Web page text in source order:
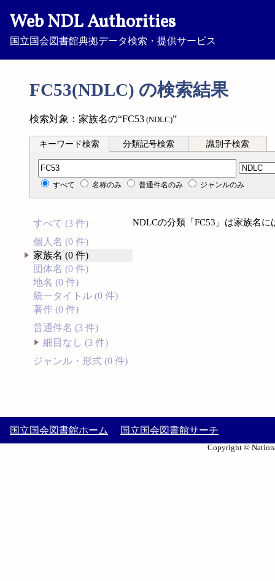
Web NDL Authorities
国立国会図書館典拠データ検索・提供サービス
FC53(NDLC) の検索結果
検索対象：家族名の“FC53 (NDLC)”
キーワード検索 分類記号検索 識別子検索
分類記号検索
すべて 名称のみ 普通件名のみ ジャンルのみ
すべて (3 件)
個人名 (0 件)
家族名 (0 件)
団体名 (0 件)
地名 (0 件)
統一タイトル (0 件)
著作 (0 件)
普通件名 (3 件)
細目なし (3 件)
ジャンル・形式 (0 件)
NDLCの分類「FC53」は家族名
国立国会図書館ホーム 国立国会図書館サーチ
Copyright ©